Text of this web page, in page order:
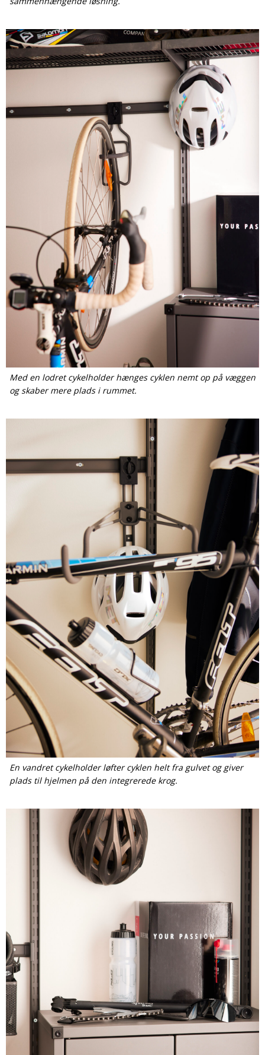
Med en lodret cykelholder hænges cyklen nemt op på væggen
og skaber mere plads i rummet.
En vandret cykelholder løfter cyklen helt fra gulvet og giver
plads til hjelmen på den integrerede krog.